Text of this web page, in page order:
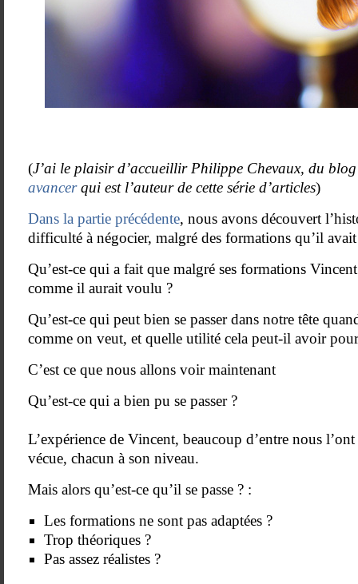
(J’ai le plaisir d’accueillir Philippe Chevaux, du
avancerqui est l’auteur de cette série d’articles)
Dans la partie précédente, nous avons découvert
difficulté à négocier, malgré des formations qu’il
Qu’est-ce qui a fait que malgré ses formations
comme il aurait voulu ?
Qu’est-ce qui peut bien se passer dans notre tête
comme on veut, et quelle utilité cela peut-il avoir
C’est ce que nous allons voir maintenant
Qu’est-ce qui a bien pu se passer ?
L’expérience de Vincent, beaucoup d’entre nous
vécue, chacun à son niveau.
Mais alors qu’est-ce qu’il se passe ? :
Les formations ne sont pas adaptées ?
Trop théoriques ?
Pas assez réalistes ?